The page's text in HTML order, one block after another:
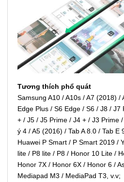
Tương thích phổ quát
Samsung A10 / A10s / A7 (2018) /
Edge Plus / S6 Edge / S6 / J8 /
+ / J5 / J5 Prime / J4 + / J3 Prime
ý 4 / A5 (2016) / Tab A 8.0 / Tab E
Huawei P Smart / P Smart 2019 /
lite / P8 lite / P8 / Honor 10 Lite /
Honor 7X / Honor 6X / Honor 6 /
Mediapad M3 / MediaPad T3, v.v;